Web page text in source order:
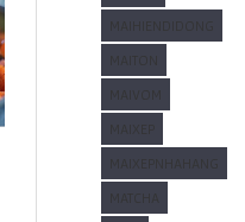
MAIHIENDIDONG
MAITON
MAIVOM
MAIXEP
MAIXEPNHAHANG
MATCHA